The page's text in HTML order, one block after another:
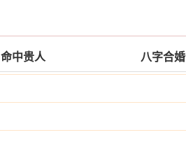
命中贵人 八字合婚